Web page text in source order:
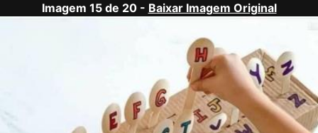
Imagem 15 de 20 - Baixar Imagem Original